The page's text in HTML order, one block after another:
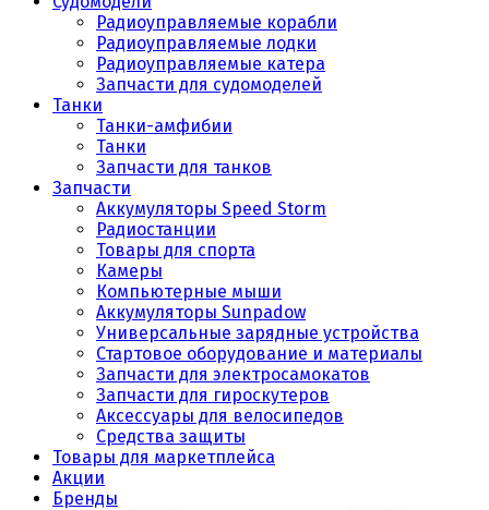
Радиоуправляемые корабли
Радиоуправляемые лодки
Радиоуправляемые катера
Запчасти для судомоделей
Танки
Танки-амфибии
Танки
Запчасти для танков
Запчасти
Аккумуляторы Speed Storm
Радиостанции
Товары для спорта
Камеры
Компьютерные мыши
Аккумуляторы Sunpadow
Универсальные зарядные устройства
Стартовое оборудование и материалы
Запчасти для электросамокатов
Запчасти для гироскутеров
Аксессуары для велосипедов
Средства защиты
Товары для маркетплейса
Акции
Бренды